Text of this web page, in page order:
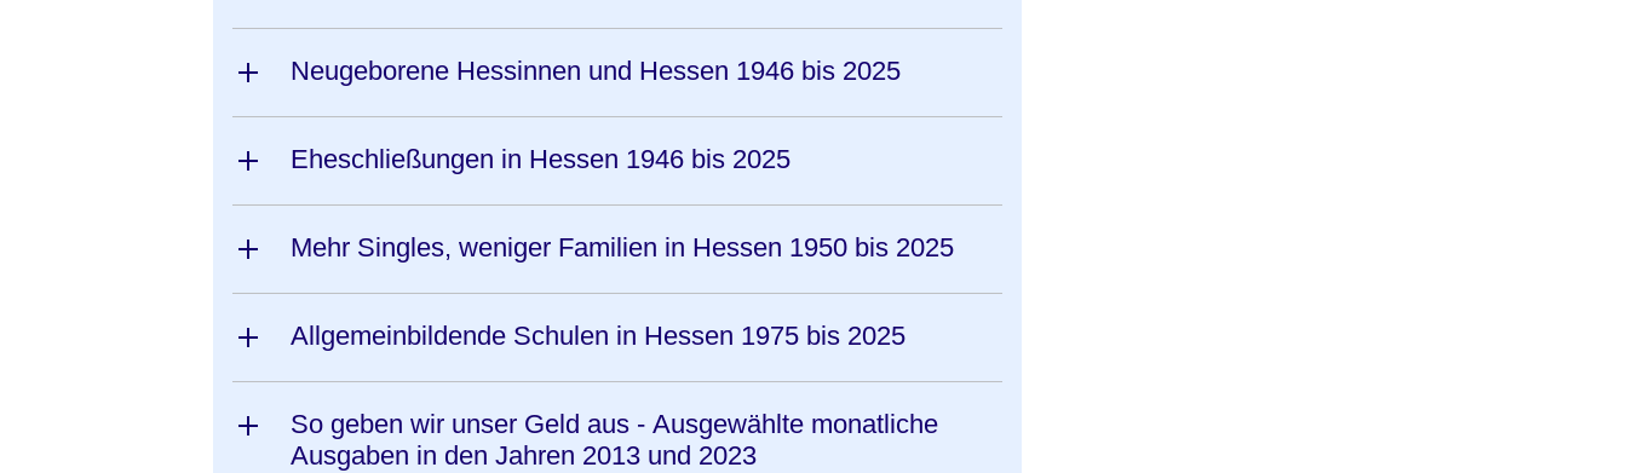
Neugeborene Hessinnen und Hessen 1946 bis 2025
Eheschließungen in Hessen 1946 bis 2025
Mehr Singles, weniger Familien in Hessen 1950 bis 2025
Allgemeinbildende Schulen in Hessen 1975 bis 2025
So geben wir unser Geld aus - Ausgewählte monatliche
Ausgaben in den Jahren 2013 und 2023